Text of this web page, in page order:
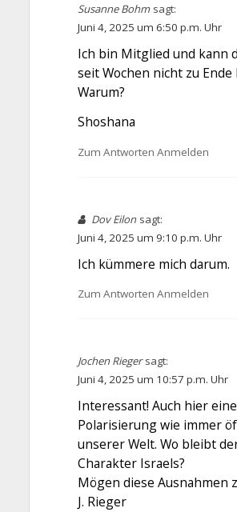
Susanne Bohm sagt:
Juni 4, 2025 um 6:50 p.m. Uhr
Ich bin Mitglied und kann
seit Wochen nicht zu Ende
Warum?
Shoshana
Zum Antworten Anmelden
Dov Eilon sagt:
Juni 4, 2025 um 9:10 p.m. Uhr
Ich kümmere mich darum.
Zum Antworten Anmelden
Jochen Rieger sagt:
Juni 4, 2025 um 10:57 p.m. Uhr
Interessant! Auch hier eine
Polarisierung wie immer
unserer Welt. Wo bleibt
Charakter Israels?
Mögen diese Ausnahmen
J. Rieger